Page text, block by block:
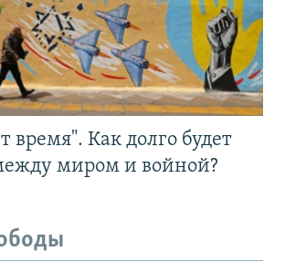
время". Как долго будет
миром и войной?